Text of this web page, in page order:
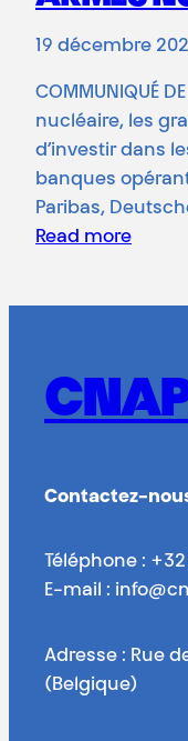
19 décembre
COMMUNIQUÉ
nucléaire, les
d’investir dans
banques
Paribas,
Read more
Contactez-
Téléphone :
E-mail :
Adresse : Rue
(Belgique)